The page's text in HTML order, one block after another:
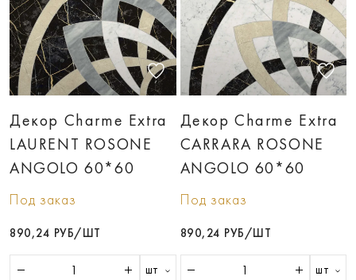
Декор Charme Extra
LAURENT ROSONE
ANGOLO 60*60
Под заказ
890,24 РУБ/ШТ
шт
Декор Charme Extra
CARRARA ROSONE
ANGOLO 60*60
Под заказ
890,24 РУБ/ШТ
шт